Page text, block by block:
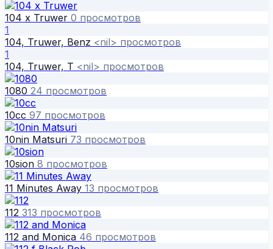
104 x Truwer 0 просмотров
1
104, Truwer, Benz <nil> просмотров
1
104, Truwer, T <nil> просмотров
1080 24 просмотров
10cc 97 просмотров
10nin Matsuri 73 просмотров
10sion 8 просмотров
11 Minutes Away 13 просмотров
112 313 просмотров
112 and Monica 46 просмотров